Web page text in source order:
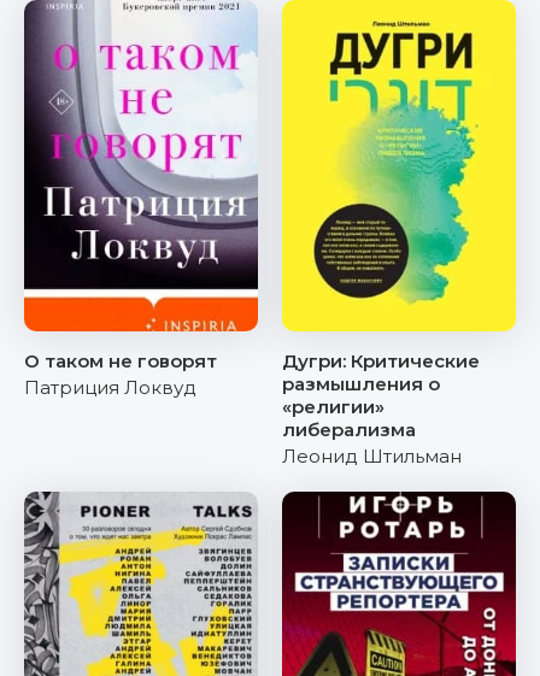
О таком не говорят
Патриция Локвуд
Дугри: Критические
размышления о
«религии»
либерализма
Леонид Штильман